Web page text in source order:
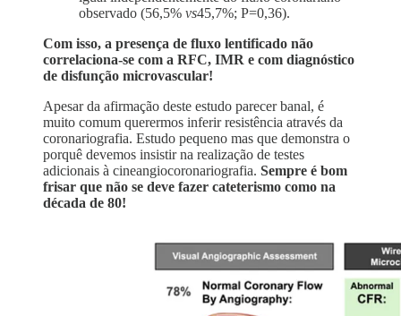
observado (56,5% vs45,7%; P=0,36).
Com isso, a presença de fluxo lentificado não
correlaciona-se com a RFC, IMR e com diagnóstico
de disfunção microvascular!
Apesar da afirmação deste estudo parecer banal, é
muito comum querermos inferir resistência através da
coronariografia. Estudo pequeno mas que demonstra o
porquê devemos insistir na realização de testes
adicionais à cineangiocoronariografia. Sempre é bom
frisar que não se deve fazer cateterismo como na
década de 80!